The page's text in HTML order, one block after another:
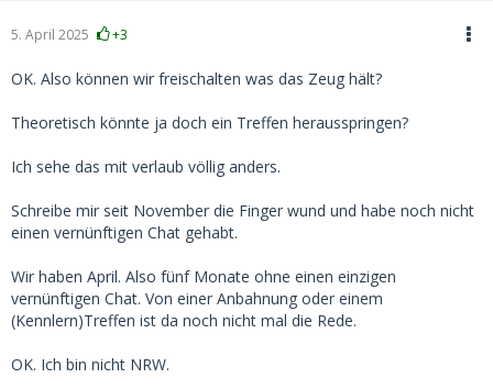
5. April 2025 +3
OK. Also können wir freischalten was das Zeug hält?
Theoretisch könnte ja doch ein Treffen herausspringen?
Ich sehe das mit verlaub völlig anders.
Schreibe mir seit November die Finger wund und habe noch nicht
einen vernünftigen Chat gehabt.
Wir haben April. Also fünf Monate ohne einen einzigen
vernünftigen Chat. Von einer Anbahnung oder einem
(Kennlern)Treffen ist da noch nicht mal die Rede.
OK. Ich bin nicht NRW.